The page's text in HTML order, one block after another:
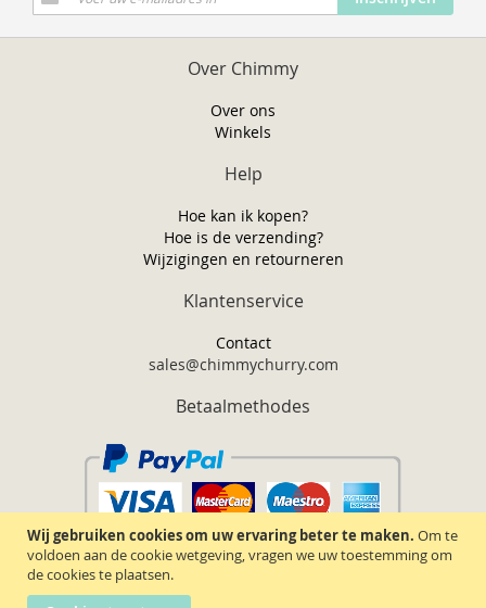
Wij gebruiken cookies om uw ervaring beter te maken. Om te
voldoen aan de cookie wetgeving, vragen we uw toestemming om
de cookies te plaatsen.
u
op
Over Chimmy
Over ons
Winkels
Help
Hoe kan ik kopen?
Hoe is de verzending?
Wijzigingen en retourneren
Klantenservice
Contact
sales@chimmychurry.com
Betaalmethodes
Chimmy Churry TM. Alle rechten voorbehouden.